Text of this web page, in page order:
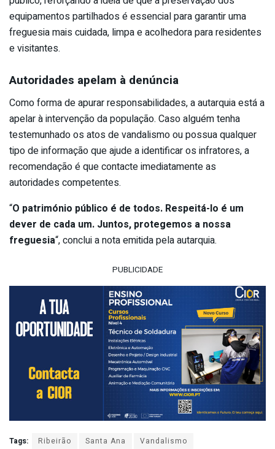
equipamentos partilhados é essencial para garantir uma
freguesia mais cuidada, limpa e acolhedora para residentes
e visitantes.
Autoridades apelam à denúncia
Como forma de apurar responsabilidades, a autarquia está a
apelar à intervenção da população. Caso alguém tenha
testemunhado os atos de vandalismo ou possua qualquer
tipo de informação que ajude a identificar os infratores, a
recomendação é que contacte imediatamente as
autoridades competentes.
“O património público é de todos. Respeitá-lo é um
dever de cada um. Juntos, protegemos a nossa
freguesia“, conclui a nota emitida pela autarquia.
PUBLICIDADE
Tags: Ribeirão Santa Ana Vandalismo